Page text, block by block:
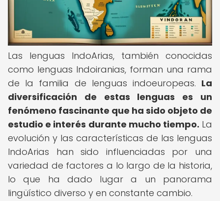
Las lenguas IndoArias, también conocidas
como lenguas Indoiranias, forman una rama
de la familia de lenguas indoeuropeas. La
diversificación de estas lenguas es un
fenómeno fascinante que ha sido objeto de
estudio e interés durante mucho tiempo. La
evolución y las características de las lenguas
IndoArias han sido influenciadas por una
variedad de factores a lo largo de la historia,
lo que ha dado lugar a un panorama
lingüístico diverso y en constante cambio.